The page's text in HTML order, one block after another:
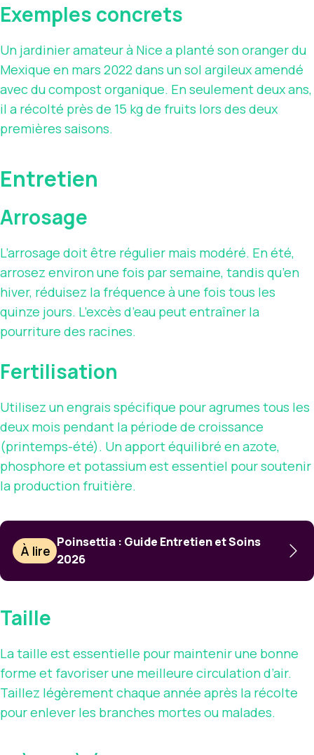
Exemples concrets
Un jardinier amateur à Nice a planté son oranger du
Mexique en mars 2022 dans un sol argileux amendé
avec du compost organique. En seulement deux ans,
il a récolté près de 15 kg de fruits lors des deux
premières saisons.
Entretien
Arrosage
L’arrosage doit être régulier mais modéré. En été,
arrosez environ une fois par semaine, tandis qu’en
hiver, réduisez la fréquence à une fois tous les
quinze jours. L’excès d’eau peut entraîner la
pourriture des racines.
Fertilisation
Utilisez un engrais spécifique pour agrumes tous les
deux mois pendant la période de croissance
(printemps-été). Un apport équilibré en azote,
phosphore et potassium est essentiel pour soutenir
la production fruitière.
À lire
Poinsettia : Guide Entretien et Soins
2026
Taille
La taille est essentielle pour maintenir une bonne
forme et favoriser une meilleure circulation d’air.
Taillez légèrement chaque année après la récolte
pour enlever les branches mortes ou malades.